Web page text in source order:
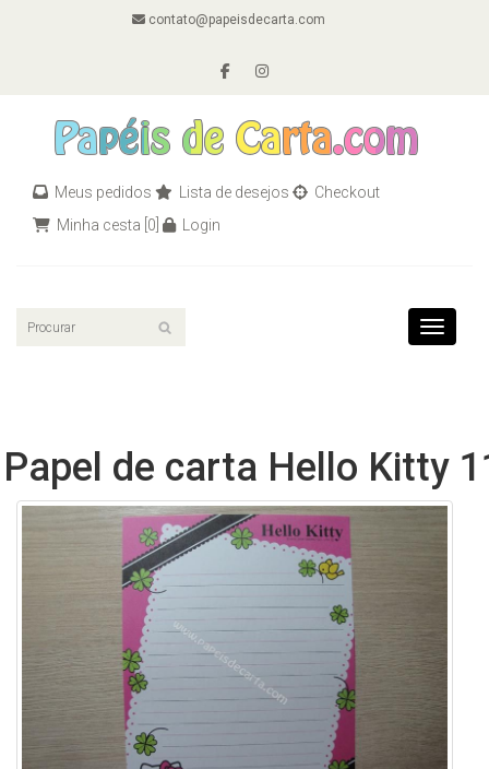
contato@papeisdecarta.com
Meus pedidos Lista de desejos
Checkout
Minha cesta [0] Login
Toggle
Papel de carta Hello Kitty